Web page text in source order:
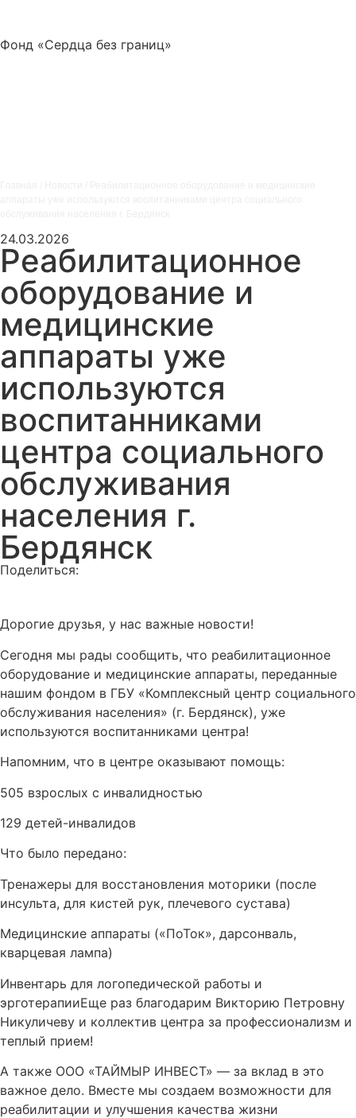
Фонд «Сердца без границ»
24.03.2026
Реабилитационное
оборудование и
медицинские
аппараты уже
используются
воспитанниками
центра социального
обслуживания
населения г.
Бердянск
Поделиться:
Дорогие друзья, у нас важные новости!
Сегодня мы рады сообщить, что реабилитационное
оборудование и медицинские аппараты, переданные
нашим фондом в ГБУ «Комплексный центр социального
обслуживания населения» (г. Бердянск), уже
используются воспитанниками центра!
Напомним, что в центре оказывают помощь:
505 взрослых с инвалидностью
129 детей-инвалидов
Что было передано:
Тренажеры для восстановления моторики (после
инсульта, для кистей рук, плечевого сустава)
Медицинские аппараты («ПоТок», дарсонваль,
кварцевая лампа)
Инвентарь для логопедической работы и
эрготерапииЕще раз благодарим Викторию Петровну
Никуличеву и коллектив центра за профессионализм и
теплый прием!
А также ООО «ТАЙМЫР ИНВЕСТ» — за вклад в это
важное дело. Вместе мы создаем возможности для
реабилитации и улучшения качества жизни